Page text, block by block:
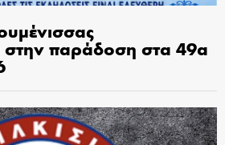
στην παράδοση στα 49α